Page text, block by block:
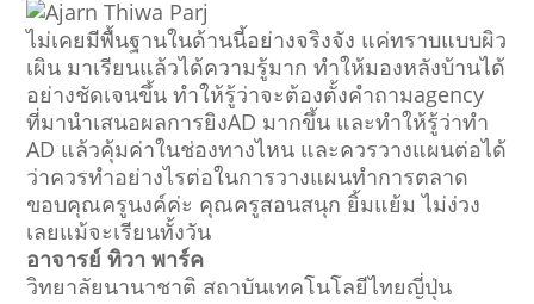
ไม่เคยมีพื้นฐานในด้านนี้อย่างจริงจัง แค่ทราบแบบผิว
เผิน มาเรียนแล้วได้ความรู้มาก ทำให้มองหลังบ้านได้
อย่างชัดเจนขึ้น ทำให้รู้ว่าจะต้องตั้งคำถามagency
ที่มานำเสนอผลการยิงAD มากขึ้น และทำให้รู้ว่าทำ
AD แล้วคุ้มค่าในช่องทางไหน และควรวางแผนต่อได้
ว่าควรทำอย่างไรต่อในการวางแผนทำการตลาด
ขอบคุณครูนงค์ค่ะ คุณครูสอนสนุก ยิ้มแย้ม ไม่ง่วง
เลยแม้จะเรียนทั้งวัน
อาจารย์ ทิวา พาร์ค
วิทยาลัยนานาชาติ สถาบันเทคโนโลยีไทยญี่ปุ่น